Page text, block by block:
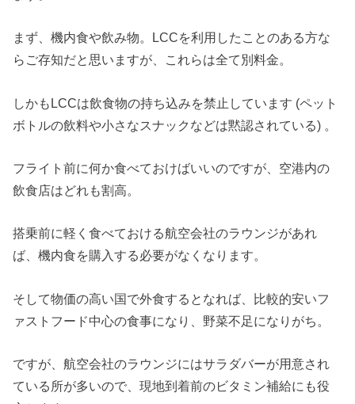
まず、機内食や飲み物。LCCを利用したことのある方な
らご存知だと思いますが、これらは全て別料金。
しかもLCCは飲食物の持ち込みを禁止しています (ペット
ボトルの飲料や小さなスナックなどは黙認されている) 。
フライト前に何か食べておけばいいのですが、空港内の
飲食店はどれも割高。
搭乗前に軽く食べておける航空会社のラウンジがあれ
ば、機内食を購入する必要がなくなります。
そして物価の高い国で外食するとなれば、比較的安いフ
ァストフード中心の食事になり、野菜不足になりがち。
ですが、航空会社のラウンジにはサラダバーが用意され
ている所が多いので、現地到着前のビタミン補給にも役